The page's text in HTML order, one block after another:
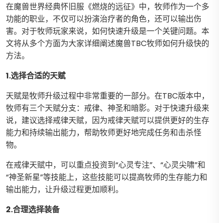
在魔兽世界经典怀旧服《燃烧的远征》中，牧师作为一个多
功能的职业，不仅可以扮演治疗者的角色，还可以输出伤
害。对于牧师玩家来说，如何快速升级是一个关键问题。本
文将从多个方面为大家详细阐述魔兽TBC牧师如何升级快的
方法。
1.选择合适的天赋
天赋是牧师升级过程中非常重要的一部分。在TBC版本中，
牧师有三个天赋分支：戒律、神圣和暗影。对于快速升级来
说，建议选择戒律天赋，因为戒律天赋可以提供更好的生存
能力和持续输出能力，帮助牧师更好地完成任务和击杀怪
物。
在戒律天赋中，可以重点投资到“心灵专注”、“心灵尖啸”和
“神圣新星”等技能上，这些技能可以提高牧师的生存能力和
输出能力，让升级过程更加顺利。
2.合理选择装备